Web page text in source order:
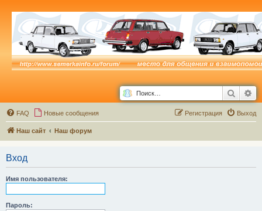
Поиск
FAQ Новые сообщения Выход
Регистрация
Наш сайт Наш форум
Вход
Имя пользователя:
Пароль: